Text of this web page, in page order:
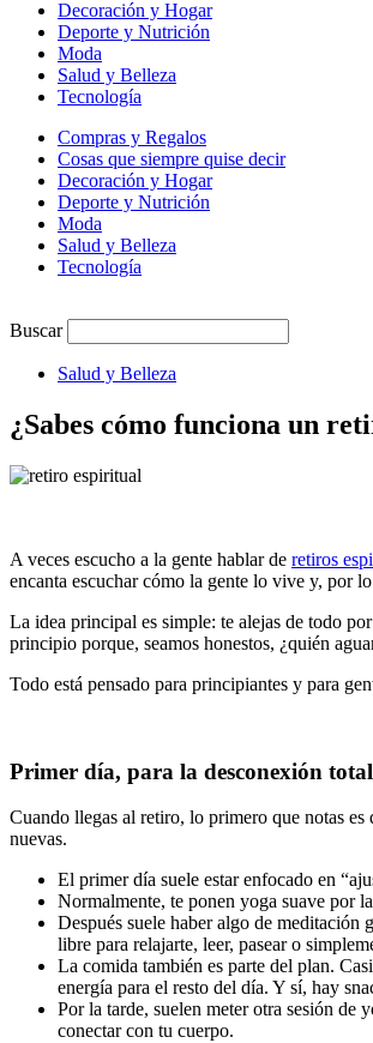
Decoración y Hogar
Deporte y Nutrición
Moda
Salud y Belleza
Tecnología
Compras y Regalos
Cosas que siempre quise decir
Decoración y Hogar
Deporte y Nutrición
Moda
Salud y Belleza
Tecnología
Buscar
Salud y Belleza
¿Sabes cómo funciona un
A veces escucho a la gente hablar de retiros
encanta escuchar cómo la gente lo vive y, por
La idea principal es simple: te alejas de todo
principio porque, seamos honestos, ¿quién
Todo está pensado para principiantes y para
Primer día, para la desconexión
Cuando llegas al retiro, lo primero que notas
nuevas.
El primer día suele estar enfocado en
Normalmente, te ponen yoga suave por
Después suele haber algo de meditación
libre para relajarte, leer, pasear o
La comida también es parte del plan.
energía para el resto del día. Y sí, hay
Por la tarde, suelen meter otra sesión de
conectar con tu cuerpo.